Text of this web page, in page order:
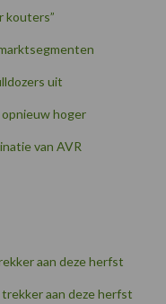
kouters”
uit
hoger
van AVR
aan deze herfst
aan deze herfst